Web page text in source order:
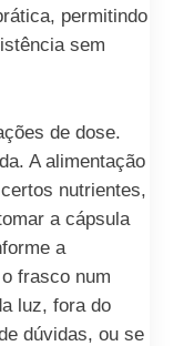
permitindo
sem
de dose.
A alimentação
nutrientes,
a cápsula
a
frasco num
luz, fora do
dúvidas, ou se